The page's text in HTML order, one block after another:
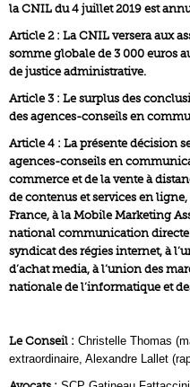
la CNIL du 4 juillet 2019 est
Article 2 : La CNIL versera aux
somme globale de 3 000 euros
de justice administrative.
Article 3 : Le surplus des
des agences-conseils en
Article 4 : La présente décision
agences-conseils en
commerce et de la vente à
de contenus et services en
France, à la Mobile Marketing
national communication directe
syndicat des régies internet, à
d’achat media, à l’union des
nationale de l’informatique et
Le Conseil : Christelle Thomas
extraordinaire, Alexandre Lallet